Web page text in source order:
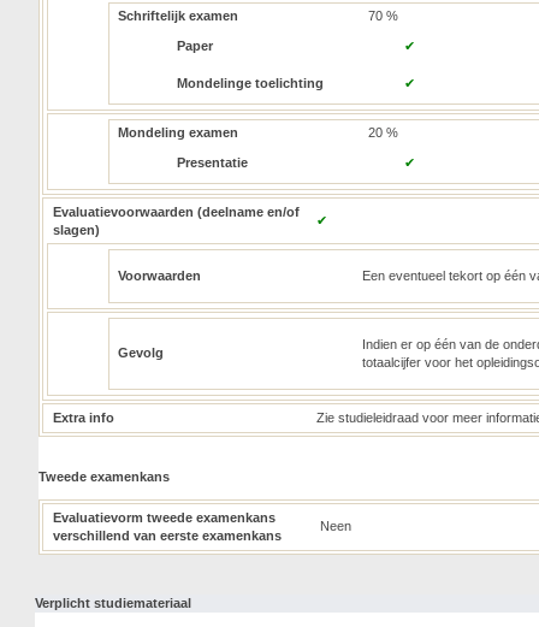
Schriftelijk examen 70 %
Paper ✔
Mondelinge toelichting ✔
Mondeling examen 20 %
Presentatie ✔
Evaluatievoorwaarden (deelname en/of
slagen)
✔
Voorwaarden Een eventueel tekort op één
Gevolg
Indien er op één van de
totaalcijfer voor het
Extra info Zie studieleidraad voor meer
Tweede examenkans
Evaluatievorm tweede examenkans
verschillend van eerste examenkans
Neen
Verplicht studiemateriaal